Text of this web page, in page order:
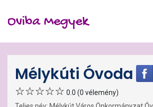
Oviba Megyek
Mélykúti Óvoda
0.0 (0 vélemény)